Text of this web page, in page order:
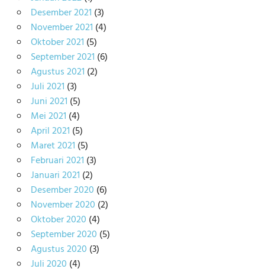
Desember 2021 (3)
November 2021 (4)
Oktober 2021 (5)
September 2021 (6)
Agustus 2021 (2)
Juli 2021 (3)
Juni 2021 (5)
Mei 2021 (4)
April 2021 (5)
Maret 2021 (5)
Februari 2021 (3)
Januari 2021 (2)
Desember 2020 (6)
November 2020 (2)
Oktober 2020 (4)
September 2020 (5)
Agustus 2020 (3)
Juli 2020 (4)